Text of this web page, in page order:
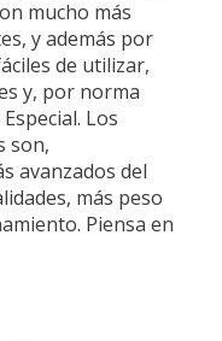
mucho más
y además por
de utilizar,
y, por norma
Los
son,
avanzados del
más peso
Piensa en